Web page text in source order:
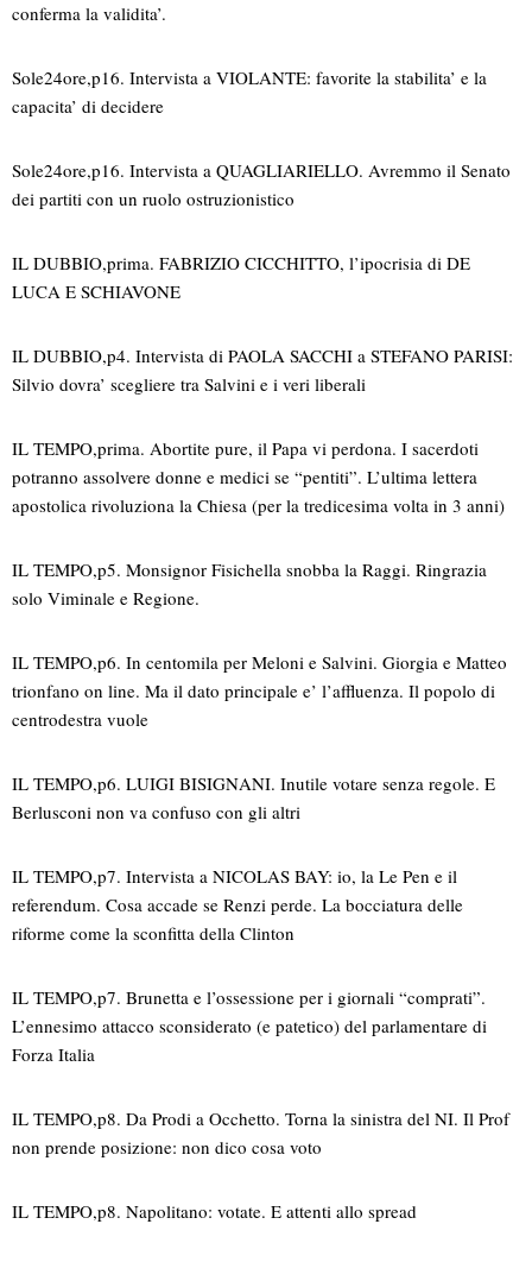
conferma la validita’.
Sole24ore,p16. Intervista a VIOLANTE: favorite la stabilita’ e la
capacita’ di decidere
Sole24ore,p16. Intervista a QUAGLIARIELLO. Avremmo il Senato
dei partiti con un ruolo ostruzionistico
IL DUBBIO,prima. FABRIZIO CICCHITTO, l’ipocrisia di DE
LUCA E SCHIAVONE
IL DUBBIO,p4. Intervista di PAOLA SACCHI a STEFANO PARISI:
Silvio dovra’ scegliere tra Salvini e i veri liberali
IL TEMPO,prima. Abortite pure, il Papa vi perdona. I sacerdoti
potranno assolvere donne e medici se “pentiti”. L’ultima lettera
apostolica rivoluziona la Chiesa (per la tredicesima volta in 3 anni)
IL TEMPO,p5. Monsignor Fisichella snobba la Raggi. Ringrazia
solo Viminale e Regione.
IL TEMPO,p6. In centomila per Meloni e Salvini. Giorgia e Matteo
trionfano on line. Ma il dato principale e’ l’affluenza. Il popolo di
centrodestra vuole
IL TEMPO,p6. LUIGI BISIGNANI. Inutile votare senza regole. E
Berlusconi non va confuso con gli altri
IL TEMPO,p7. Intervista a NICOLAS BAY: io, la Le Pen e il
referendum. Cosa accade se Renzi perde. La bocciatura delle
riforme come la sconfitta della Clinton
IL TEMPO,p7. Brunetta e l’ossessione per i giornali “comprati”.
L’ennesimo attacco sconsiderato (e patetico) del parlamentare di
Forza Italia
IL TEMPO,p8. Da Prodi a Occhetto. Torna la sinistra del NI. Il Prof
non prende posizione: non dico cosa voto
IL TEMPO,p8. Napolitano: votate. E attenti allo spread